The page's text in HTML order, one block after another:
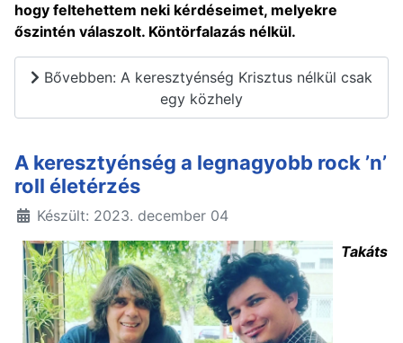
hogy feltehettem neki kérdéseimet, melyekre
őszintén válaszolt. Köntörfalazás nélkül.
Bővebben: A keresztyénség Krisztus nélkül csak
egy közhely
A keresztyénség a legnagyobb rock ’n’
roll életérzés
Készült: 2023. december 04
Takáts